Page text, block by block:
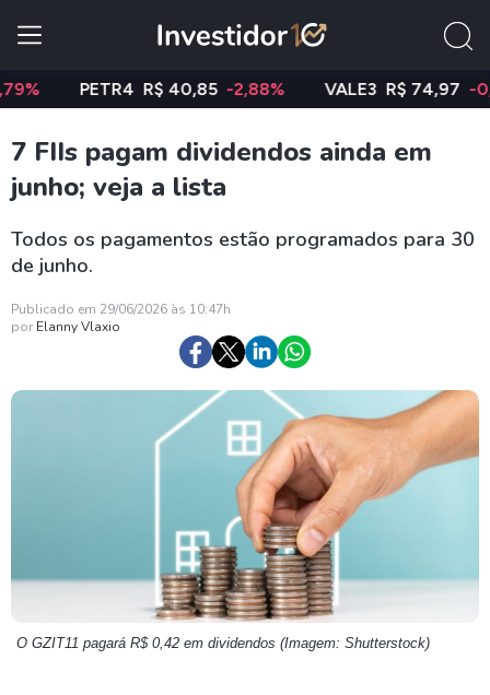
PETR4 R$ 40,85 -2,88% VALE3 R$ 74,97 -0,58%
7 FIIs pagam dividendos ainda em
junho; veja a lista
Todos os pagamentos estão programados para 30
de junho.
Publicado em 29/06/2026 às 10:47h
por Elanny Vlaxio
O GZIT11 pagará R$ 0,42 em dividendos (Imagem: Shutterstock)